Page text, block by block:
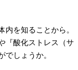
を知ることから。
『酸化ストレス（サ
しょうか。